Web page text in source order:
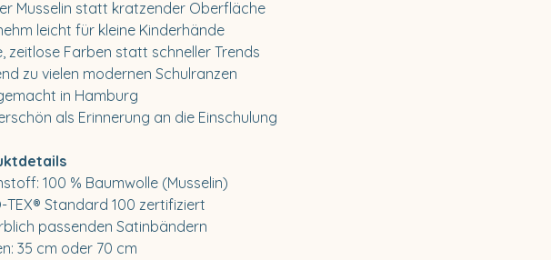
Musselin statt kratzender Oberfläche
leicht für kleine Kinderhände
zeitlose Farben statt schneller Trends
zu vielen modernen Schulranzen
in Hamburg
als Erinnerung an die Einschulung
100 % Baumwolle (Musselin)
TEX® Standard 100 zertifiziert
passenden Satinbändern
35 cm oder 70 cm